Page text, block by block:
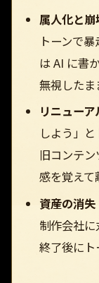
属人化と崩
トーンで
は AI に書
無視したま
リニュー
しよう」
旧コンテ
感を覚えて
資産の消失
制作会社
終了後にト